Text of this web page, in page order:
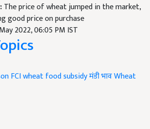
The price of wheat jumped in the market,
good price on purchase
2022, 06:05 PM IST
FCIwheat food subsidyमंडी भावWheat